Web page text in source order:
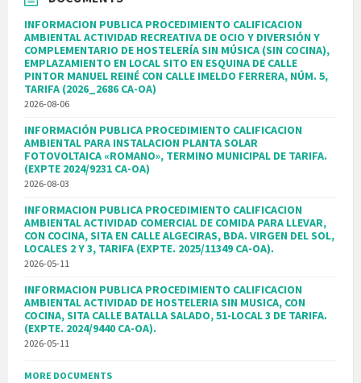
INFORMACION PUBLICA PROCEDIMIENTO CALIFICACION
AMBIENTAL ACTIVIDAD RECREATIVA DE OCIO Y DIVERSIÓN Y
COMPLEMENTARIO DE HOSTELERÍA SIN MÚSICA (SIN COCINA),
EMPLAZAMIENTO EN LOCAL SITO EN ESQUINA DE CALLE
PINTOR MANUEL REINÉ CON CALLE IMELDO FERRERA, NÚM. 5,
TARIFA (2026_2686 CA-OA)
2026-08-06
INFORMACIÓN PUBLICA PROCEDIMIENTO CALIFICACION
AMBIENTAL PARA INSTALACION PLANTA SOLAR
FOTOVOLTAICA «ROMANO», TERMINO MUNICIPAL DE TARIFA.
(EXPTE 2024/9231 CA-OA)
2026-08-03
INFORMACION PUBLICA PROCEDIMIENTO CALIFICACION
AMBIENTAL ACTIVIDAD COMERCIAL DE COMIDA PARA LLEVAR,
CON COCINA, SITA EN CALLE ALGECIRAS, BDA. VIRGEN DEL SOL,
LOCALES 2 Y 3, TARIFA (EXPTE. 2025/11349 CA-OA).
2026-05-11
INFORMACION PUBLICA PROCEDIMIENTO CALIFICACION
AMBIENTAL ACTIVIDAD DE HOSTELERIA SIN MUSICA, CON
COCINA, SITA CALLE BATALLA SALADO, 51-LOCAL 3 DE TARIFA.
(EXPTE. 2024/9440 CA-OA).
2026-05-11
MORE DOCUMENTS